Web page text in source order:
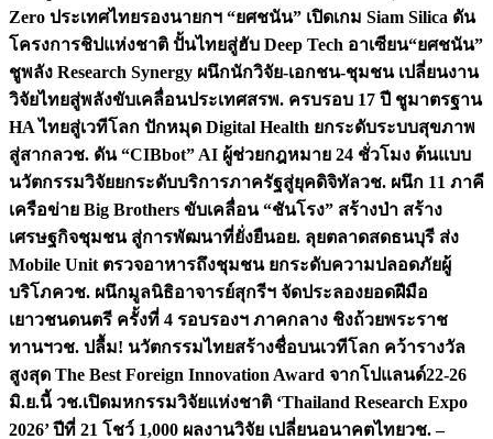
Zero ประเทศไทยรองนายกฯ “ยศชนัน” เปิดเกม Siam Silica ดัน
โครงการชิปแห่งชาติ ปั้นไทยสู่ฮับ Deep Tech อาเซียน“ยศชนัน”
ชูพลัง Research Synergy ผนึกนักวิจัย-เอกชน-ชุมชน เปลี่ยนงาน
วิจัยไทยสู่พลังขับเคลื่อนประเทศสรพ. ครบรอบ 17 ปี ชูมาตรฐาน
HA ไทยสู่เวทีโลก ปักหมุด Digital Health ยกระดับระบบสุขภาพ
สู่สากลวช. ดัน “CIBbot” AI ผู้ช่วยกฎหมาย 24 ชั่วโมง ต้นแบบ
นวัตกรรมวิจัยยกระดับบริการภาครัฐสู่ยุคดิจิทัลวช. ผนึก 11 ภาคี
เครือข่าย Big Brothers ขับเคลื่อน “ชันโรง” สร้างป่า สร้าง
เศรษฐกิจชุมชน สู่การพัฒนาที่ยั่งยืนอย. ลุยตลาดสดธนบุรี ส่ง
Mobile Unit ตรวจอาหารถึงชุมชน ยกระดับความปลอดภัยผู้
บริโภควช. ผนึกมูลนิธิอาจารย์สุกรีฯ จัดประลองยอดฝีมือ
เยาวชนดนตรี ครั้งที่ 4 รอบรองฯ ภาคกลาง ชิงถ้วยพระราช
ทานฯวช. ปลื้ม! นวัตกรรมไทยสร้างชื่อบนเวทีโลก คว้ารางวัล
สูงสุด The Best Foreign Innovation Award จากโปแลนด์22-26
มิ.ย.นี้ วช.เปิดมหกรรมวิจัยแห่งชาติ ‘Thailand Research Expo
2026’ ปีที่ 21 โชว์ 1,000 ผลงานวิจัย เปลี่ยนอนาคตไทยวช. –